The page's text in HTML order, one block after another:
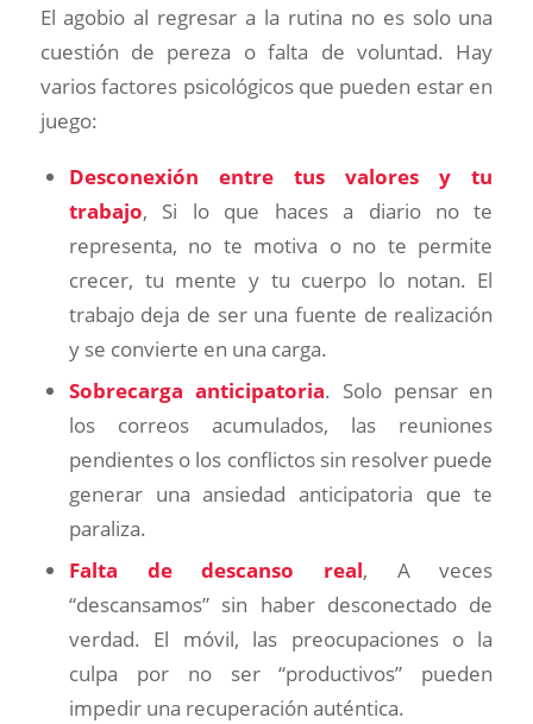
El agobio al regresar a la rutina no es solo una
cuestión de pereza o falta de voluntad. Hay
varios factores psicológicos que pueden estar en
juego:
Desconexión entre tus valores y tu
trabajo, Si lo que haces a diario no te
representa, no te motiva o no te permite
crecer, tu mente y tu cuerpo lo notan. El
trabajo deja de ser una fuente de realización
y se convierte en una carga.
Sobrecarga anticipatoria. Solo pensar en
los correos acumulados, las reuniones
pendientes o los conflictos sin resolver puede
generar una ansiedad anticipatoria que te
paraliza.
Falta de descanso real, A veces
“descansamos” sin haber desconectado de
verdad. El móvil, las preocupaciones o la
culpa por no ser “productivos” pueden
impedir una recuperación auténtica.